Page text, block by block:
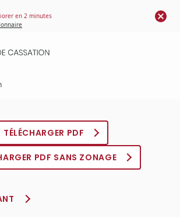
cookies
en 2 minutes
TÉLÉCHARGER PDF
PDF SANS ZONAGE